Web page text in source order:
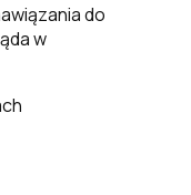
do
w